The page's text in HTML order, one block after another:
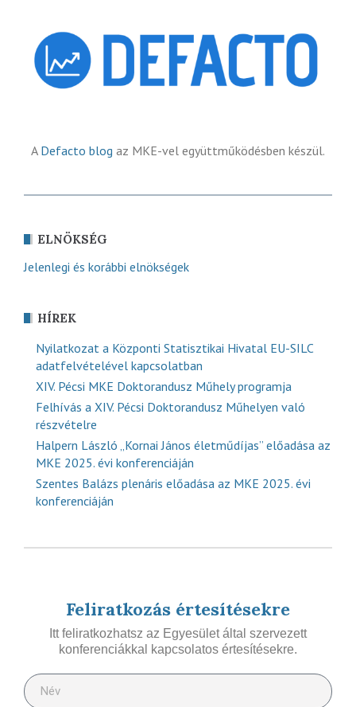
A Defacto blog az MKE-vel együttműködésben készül.
ELNÖKSÉG
Jelenlegi és korábbi elnökségek
HÍREK
Nyilatkozat a Központi Statisztikai Hivatal EU-SILC
adatfelvételével kapcsolatban
XIV. Pécsi MKE Doktorandusz Műhely programja
Felhívás a XIV. Pécsi Doktorandusz Műhelyen való
részvételre
Halpern László „Kornai János életműdíjas” előadása az
MKE 2025. évi konferenciáján
Szentes Balázs plenáris előadása az MKE 2025. évi
konferenciáján
Feliratkozás értesítésekre
Itt feliratkozhatsz az Egyesület által szervezett
konferenciákkal kapcsolatos értesítésekre.